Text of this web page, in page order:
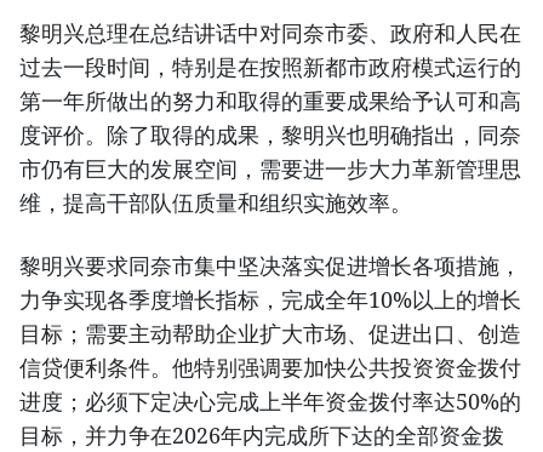
黎明兴总理在总结讲话中对同奈市委、政府和人民在
过去一段时间，特别是在按照新都市政府模式运行的
第一年所做出的努力和取得的重要成果给予认可和高
度评价。除了取得的成果，黎明兴也明确指出，同奈
市仍有巨大的发展空间，需要进一步大力革新管理思
维，提高干部队伍质量和组织实施效率。
黎明兴要求同奈市集中坚决落实促进增长各项措施，
力争实现各季度增长指标，完成全年10%以上的增长
目标；需要主动帮助企业扩大市场、促进出口、创造
信贷便利条件。他特别强调要加快公共投资资金拨付
进度；必须下定决心完成上半年资金拨付率达50%的
目标，并力争在2026年内完成所下达的全部资金拨